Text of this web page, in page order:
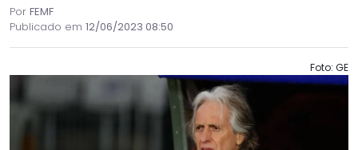
Por FEMF
Publicado em 12/06/2023 08:50
Foto: GE